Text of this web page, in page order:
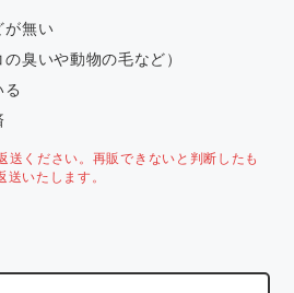
が無い
臭いや動物の毛など）
る
ください。再販できないと判断したも
いたします。